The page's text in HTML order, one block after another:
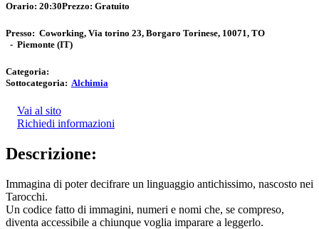
Orario: 20:30Prezzo: Gratuito
Presso: Coworking, Via torino 23, Borgaro Torinese, 10071, TO
- Piemonte (IT)
Categoria:
Sottocategoria: Alchimia
Vai al sito
Richiedi informazioni
Descrizione:
Immagina di poter decifrare un linguaggio antichissimo, nascosto nei
Tarocchi.
Un codice fatto di immagini, numeri e nomi che, se compreso,
diventa accessibile a chiunque voglia imparare a leggerlo.